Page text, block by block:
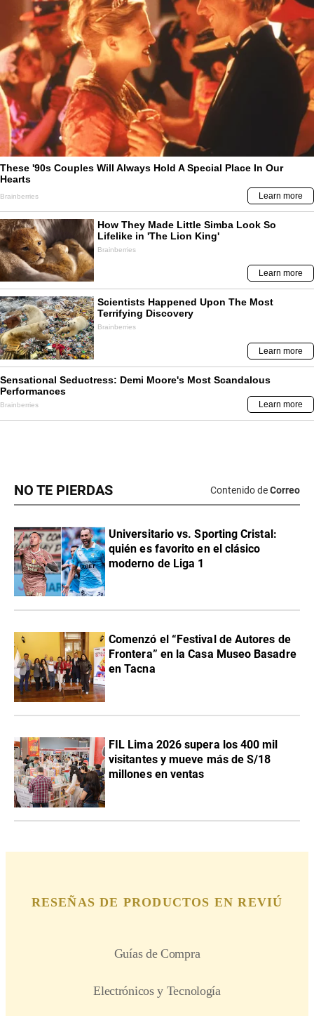
NO TE PIERDAS Contenido deCorreo
Universitario vs. Sporting Cristal:
quién es favorito en el clásico
moderno de Liga 1
Comenzó el “Festival de Autores de
Frontera” en la Casa Museo Basadre
en Tacna
FIL Lima 2026 supera los 400 mil
visitantes y mueve más de S/18
millones en ventas